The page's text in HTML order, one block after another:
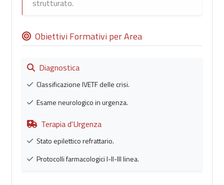
strutturato.
Obiettivi Formativi per Area
Diagnostica
Classificazione IVETF delle crisi.
Esame neurologico in urgenza.
Terapia d'Urgenza
Stato epilettico refrattario.
Protocolli farmacologici I-II-III linea.